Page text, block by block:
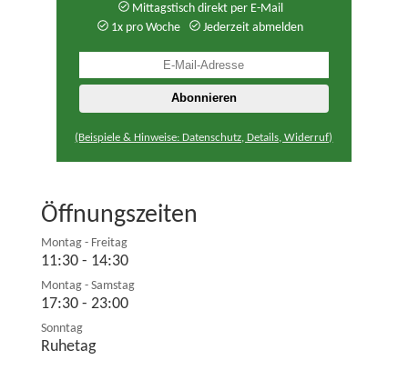
Mittagstisch direkt per E-Mail
1x pro Woche
Jederzeit abmelden
(Beispiele & Hinweise: Datenschutz, Details, Widerruf)
Öffnungszeiten
Montag - Freitag
11:30 - 14:30
Montag - Samstag
17:30 - 23:00
Sonntag
Ruhetag